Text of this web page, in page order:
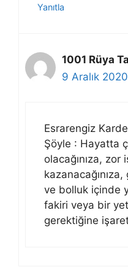
Yanıtla
1001 Rüya
9 Aralık
Esrarengiz
Şöyle : Hayatta
olacağınıza, zor
ve bolluk içinde
fakiri veya bir
gerektiğine